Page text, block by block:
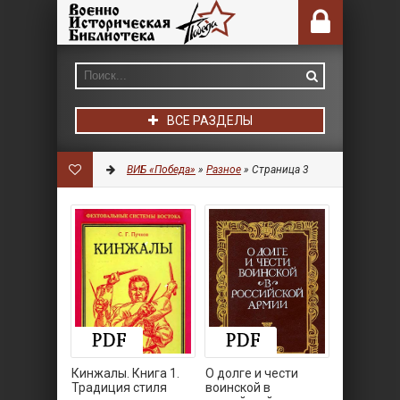
ВСЕ РАЗДЕЛЫ
ВИБ «Победа» » Разное » Страница 3
Кинжалы. Книга 1.
Традиция стиля
О долге и чести
воинской в